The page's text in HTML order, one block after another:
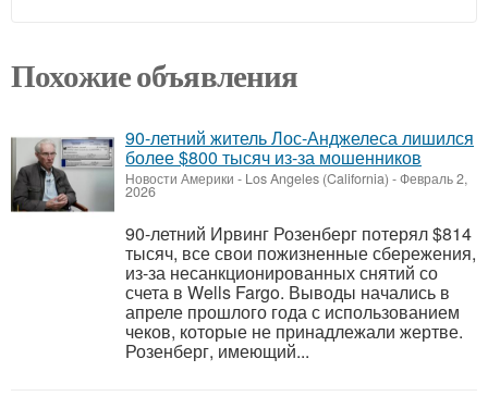
Похожие объявления
90-летний житель Лос-Анджелеса лишился
более $800 тысяч из-за мошенников
Новости Америки - Los Angeles (California) -Февраль 2,
2026
90-летний Ирвинг Розенберг потерял $814
тысяч, все свои пожизненные сбережения,
из-за несанкционированных снятий со
счета в Wells Fargo. Выводы начались в
апреле прошлого года с использованием
чеков, которые не принадлежали жертве.
Розенберг, имеющий...